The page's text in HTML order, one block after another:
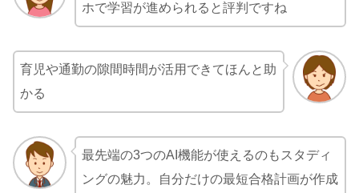
ホで学習が進められると評判ですね
育児や通勤の隙間時間が活用できてほんと助
かる
最先端の3つのAI機能が使えるのもスタディ
ングの魅力。自分だけの最短合格計画が作成